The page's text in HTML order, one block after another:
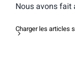
Nous avons fait
Charger les articles